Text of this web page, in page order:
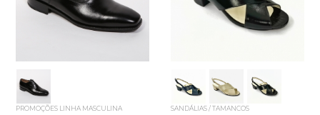
PROMOÇÕES LINHA MASCULINA SANDÁLIAS / TAMANCOS